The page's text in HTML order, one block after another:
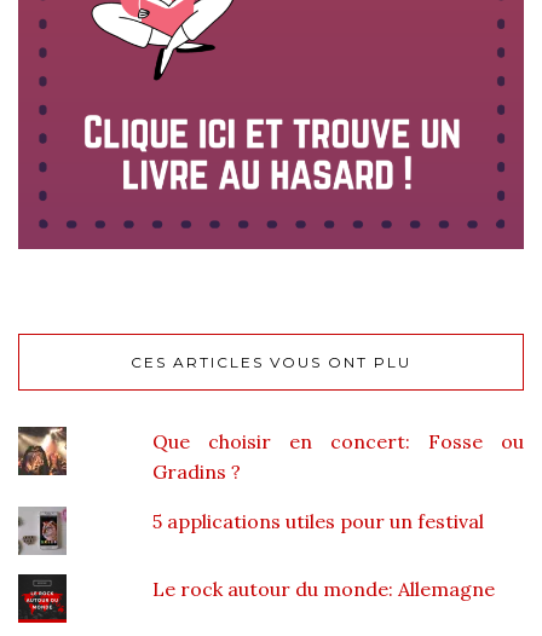
CES ARTICLES VOUS ONT PLU
Que choisir en concert: Fosse ou
Gradins ?
5 applications utiles pour un festival
Le rock autour du monde: Allemagne